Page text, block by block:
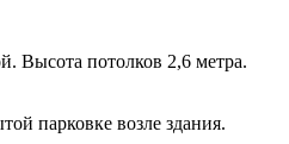
Высота потолков 2,6 метра.
парковке возле здания.